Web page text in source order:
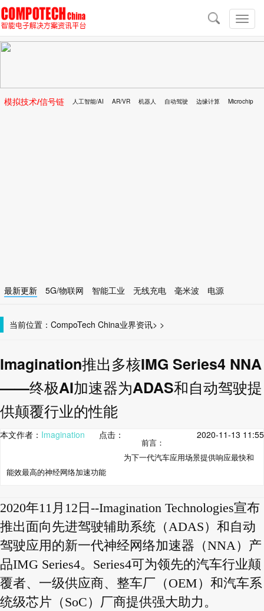
切
换
导
导
航
模拟技术/信号链 人工智能/AI AR/VR 机器人 自动驾驶 边缘计算 Microchip
最新更新 5G/物联网 智能工业 无线充电 毫米波
电源
当前位置： CompoTech China >
业界资讯 >
Imagination推出多核IMG Series4 NNA
——终极AI加速器为ADAS和自动驾驶提
供颠覆行业的性能
本文作者： Imagination 点击： 2020-11-13 11:55
前言：
为下一代汽车应用场景提供响应最快和
能效最高的神经网络加速功能
2020年11月12日--Imagination Technologies宣布
推出面向先进驾驶辅助系统（ADAS）和自动
驾驶应用的新一代神经网络加速器（NNA）产
品IMG Series4。Series4可为领先的汽车行业颠
覆者、一级供应商、整车厂（OEM）和汽车系
统级芯片（SoC）厂商提供强大助力。